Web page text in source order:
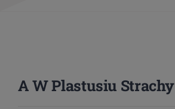
A W Plastusiu Strachy